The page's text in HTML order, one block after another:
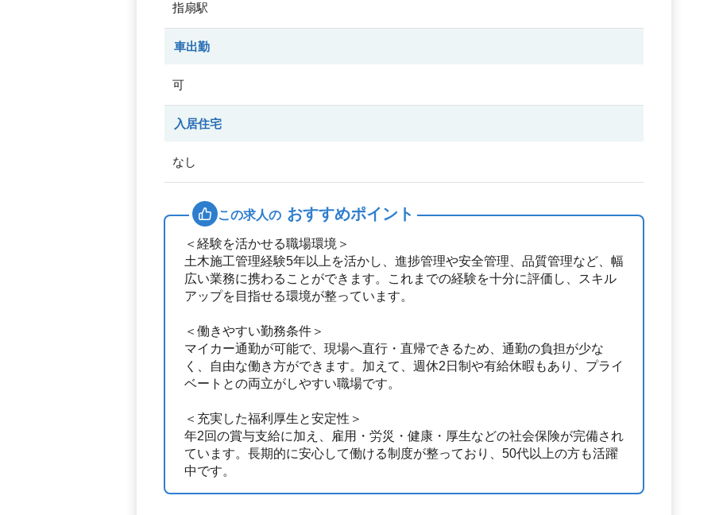
指扇駅
車出勤
可
入居住宅
なし
この求人の おすすめポイント
＜経験を活かせる職場環境＞
土木施工管理経験5年以上を活かし、進捗管理や安全管理、品質管理など、幅
広い業務に携わることができます。これまでの経験を十分に評価し、スキル
アップを目指せる環境が整っています。
＜働きやすい勤務条件＞
マイカー通勤が可能で、現場へ直行・直帰できるため、通勤の負担が少な
く、自由な働き方ができます。加えて、週休2日制や有給休暇もあり、プライ
ベートとの両立がしやすい職場です。
＜充実した福利厚生と安定性＞
年2回の賞与支給に加え、雇用・労災・健康・厚生などの社会保険が完備され
ています。長期的に安心して働ける制度が整っており、50代以上の方も活躍
中です。